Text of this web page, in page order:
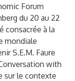
Forum
du 20 au 22
consacrée à la
mondiale
S.E.M. Faure
with
sur le contexte